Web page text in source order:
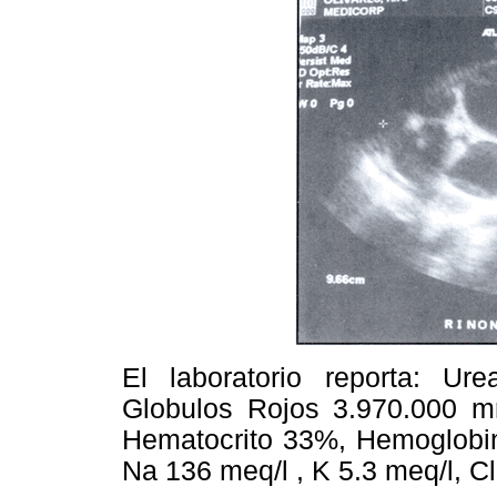
El laboratorio reporta:
Globulos Rojos 3.970.000
Hematocrito 33%,
Na 136 meq/l , K 5.3 meq/l,